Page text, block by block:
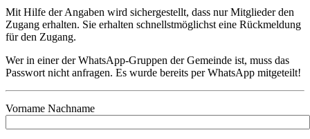
Mit Hilfe der Angaben wird sichergestellt, dass nur Mitglieder den
Zugang erhalten. Sie erhalten schnellstmöglichst eine Rückmeldung
für den Zugang.
Wer in einer der WhatsApp-Gruppen der Gemeinde ist, muss das
Passwort nicht anfragen. Es wurde bereits per WhatsApp mitgeteilt!
Vorname Nachname